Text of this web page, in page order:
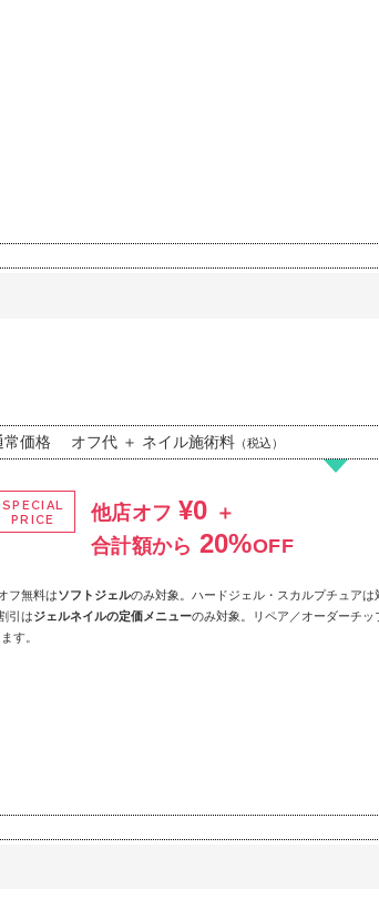
常価格 オフ代 ＋ ネイル施術料（税込）
SPECIAL
PRICE
他店オフ ¥0 ＋
合計額から 20%OFF
フ無料はソフトジェルのみ対象。ハードジェル・スカルプチュアは
引はジェルネイルの定価メニューのみ対象。リペア／オーダーチ
す。